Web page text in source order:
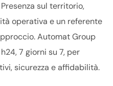
sul territorio,
operativa e un referente
Automat Group
7 giorni su 7, per
sicurezza e affidabilità.